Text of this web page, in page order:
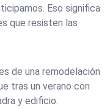
Eso significa
que resisten las
de una remodelación
tras un verano con
y edificio.